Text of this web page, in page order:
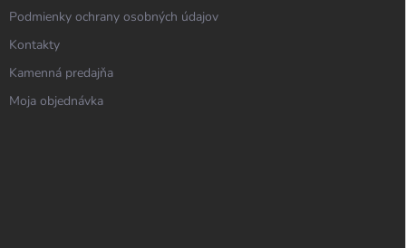
Podmienky ochrany osobných údajov
Kontakty
Kamenná predajňa
Moja objednávka